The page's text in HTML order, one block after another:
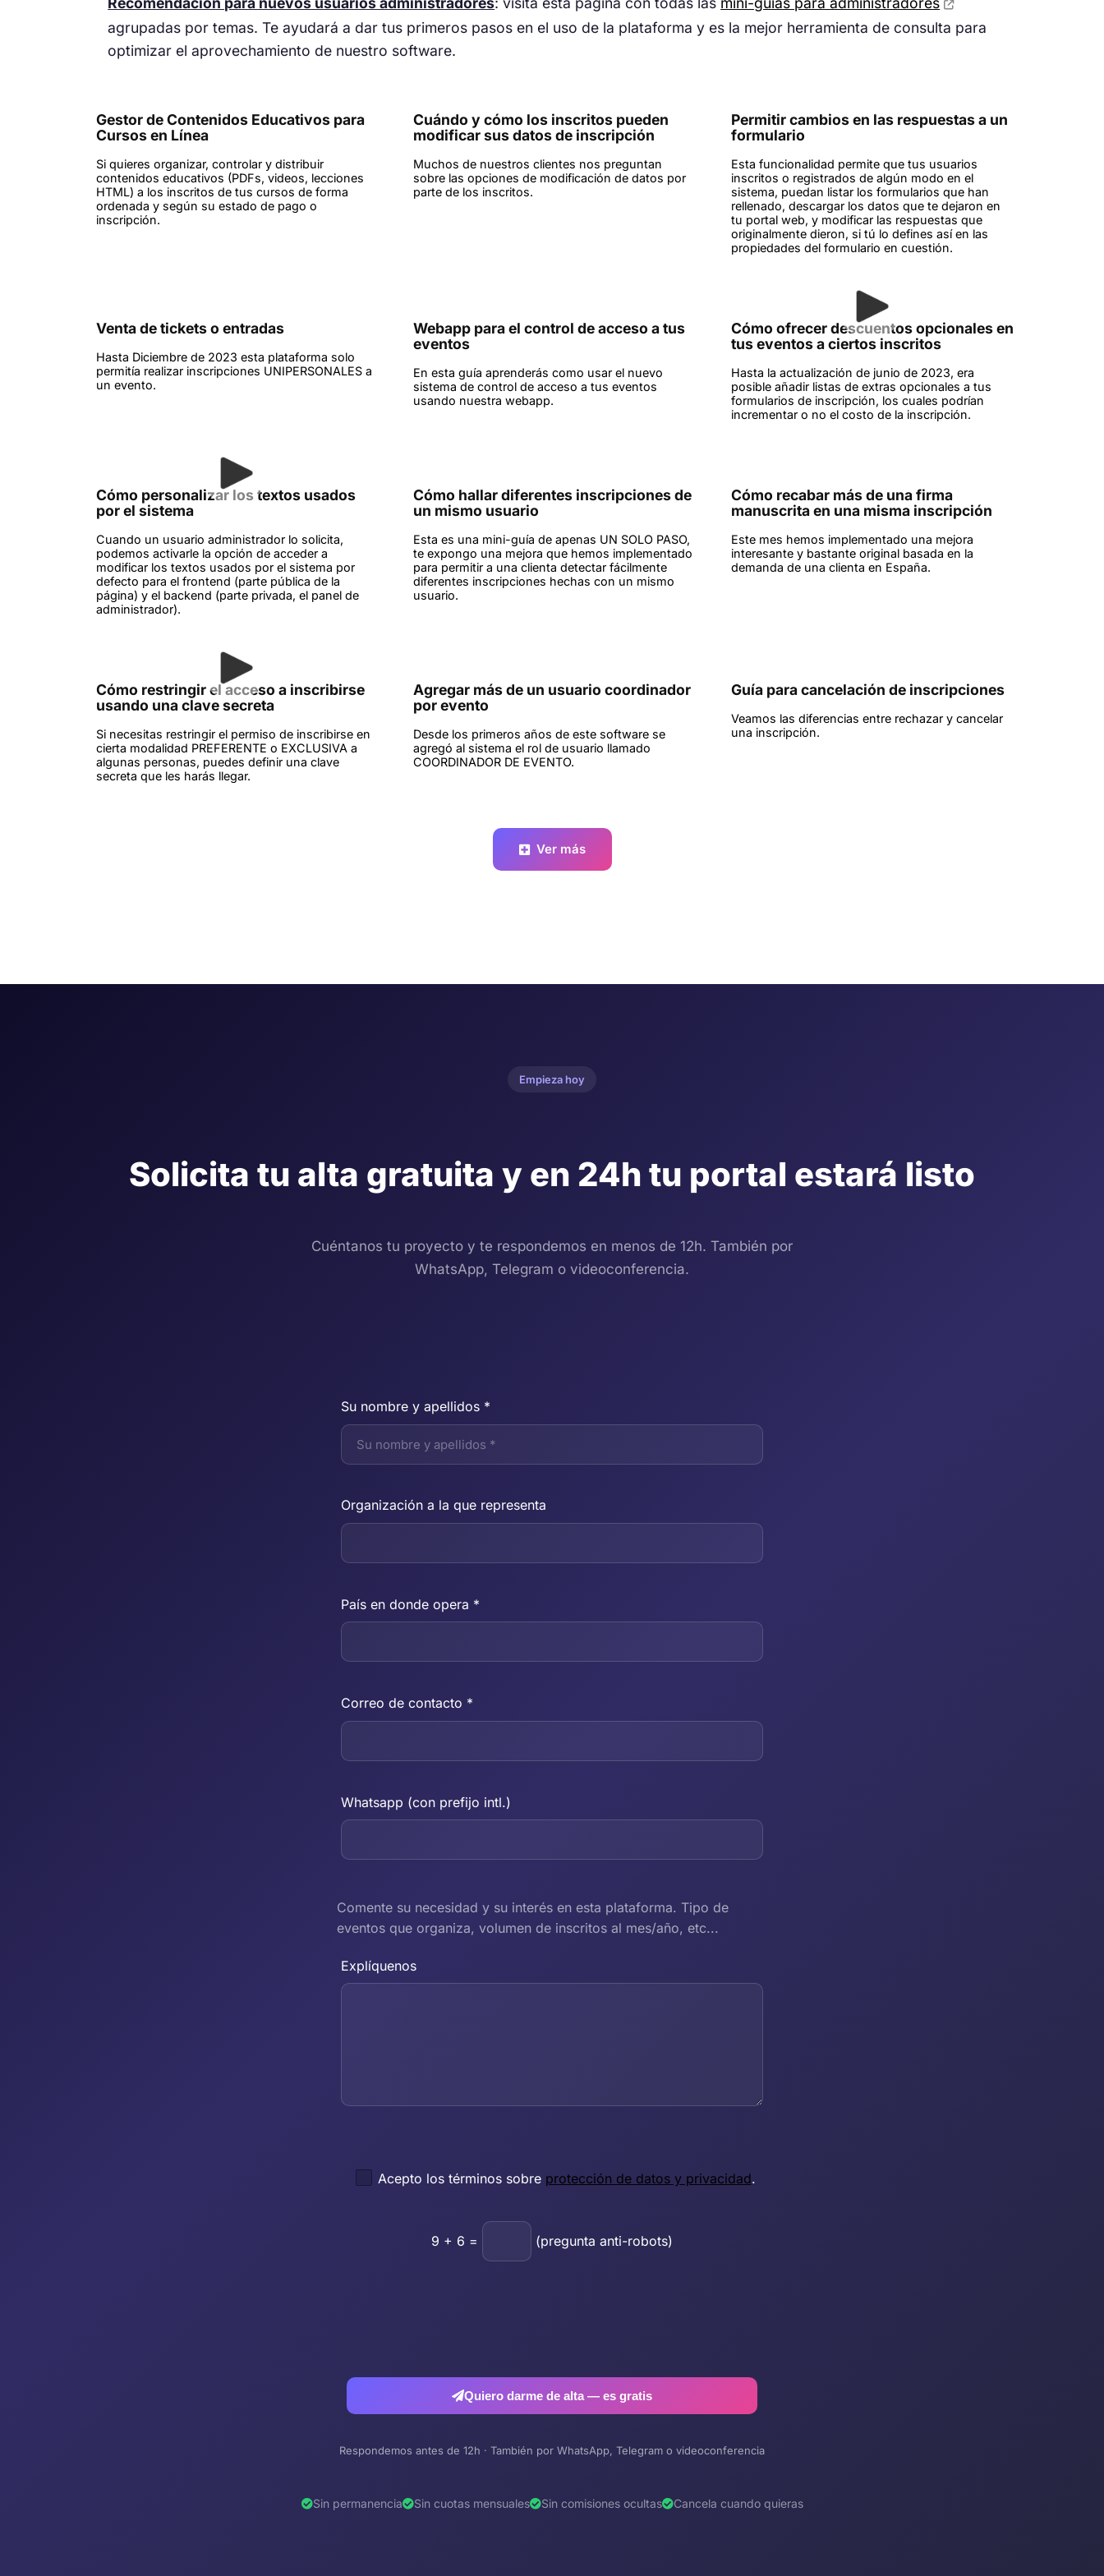
agrupadas por temas. Te ayudará a dar tus primeros pasos en el uso de la plataforma y es la mejor herramienta de consulta para
optimizar el aprovechamiento de nuestro software.
Gestor de Contenidos Educativos para
Cursos en Línea
Si quieres organizar, controlar y distribuir
contenidos educativos (PDFs, videos, lecciones
HTML) a los inscritos de tus cursos de forma
ordenada y según su estado de pago o
inscripción.
Cuándo y cómo los inscritos pueden
modificar sus datos de inscripción
Muchos de nuestros clientes nos preguntan
sobre las opciones de modificación de datos por
parte de los inscritos.
Permitir cambios en las respuestas a un
formulario
Esta funcionalidad permite que tus usuarios
inscritos o registrados de algún modo en el
sistema, puedan listar los formularios que han
rellenado, descargar los datos que te dejaron en
tu portal web, y modificar las respuestas que
originalmente dieron, si tú lo defines así en las
propiedades del formulario en cuestión.
Venta de tickets o entradas
Hasta Diciembre de 2023 esta plataforma solo
permitía realizar inscripciones UNIPERSONALES a
un evento.
Webapp para el control de acceso a tus
eventos
En esta guía aprenderás como usar el nuevo
sistema de control de acceso a tus eventos
usando nuestra webapp.
Cómo ofrecer descuentos opcionales en
tus eventos a ciertos inscritos
Hasta la actualización de junio de 2023, era
posible añadir listas de extras opcionales a tus
formularios de inscripción, los cuales podrían
incrementar o no el costo de la inscripción.
Cómo personalizar los textos usados
por el sistema
Cuando un usuario administrador lo solicita,
podemos activarle la opción de acceder a
modificar los textos usados por el sistema por
defecto para el frontend (parte pública de la
página) y el backend (parte privada, el panel de
administrador).
Cómo hallar diferentes inscripciones de
un mismo usuario
Esta es una mini-guía de apenas UN SOLO PASO,
te expongo una mejora que hemos implementado
para permitir a una clienta detectar fácilmente
diferentes inscripciones hechas con un mismo
usuario.
Cómo recabar más de una firma
manuscrita en una misma inscripción
Este mes hemos implementado una mejora
interesante y bastante original basada en la
demanda de una clienta en España.
Cómo restringir el acceso a inscribirse
usando una clave secreta
Si necesitas restringir el permiso de inscribirse en
cierta modalidad PREFERENTE o EXCLUSIVA a
algunas personas, puedes definir una clave
secreta que les harás llegar.
Agregar más de un usuario coordinador
por evento
Desde los primeros años de este software se
agregó al sistema el rol de usuario llamado
COORDINADOR DE EVENTO.
Guía para cancelación de inscripciones
Veamos las diferencias entre rechazar y cancelar
una inscripción.
Ver más
Empieza hoy
Solicita tu alta gratuita y en 24h tu portal estará listo
Cuéntanos tu proyecto y te respondemos en menos de 12h. También por
WhatsApp, Telegram o videoconferencia.
Su nombre y apellidos *
Organización a la que representa
País en donde opera *
Correo de contacto *
Whatsapp (con prefijo intl.)
Comente su necesidad y su interés en esta plataforma. Tipo de
eventos que organiza, volumen de inscritos al mes/año, etc...
Explíquenos
Acepto los términos sobre protección de datos y privacidad.
9 + 6 = (pregunta anti-robots)
Quiero darme de alta — es gratis
Respondemos antes de 12h · También por WhatsApp, Telegram o videoconferencia
Sin permanencia Sin cuotas mensuales Sin comisiones ocultas Cancela cuando quieras